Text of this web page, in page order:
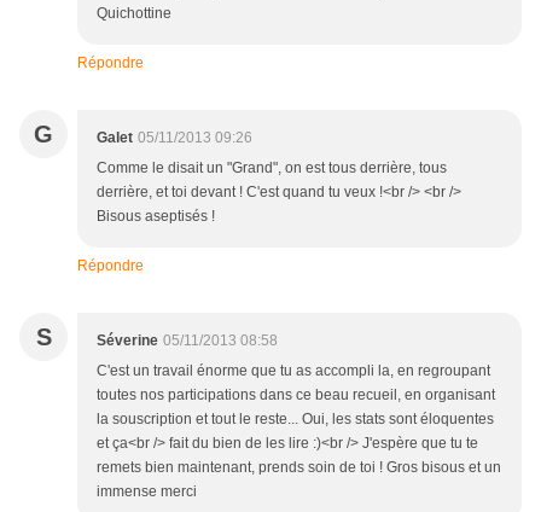
Quichottine
Répondre
G Galet 05/11/2013 09:26
Comme le disait un "Grand", on est tous derrière, tous
derrière, et toi devant ! C'est quand tu veux !<br /> <br />
Bisous aseptisés !
Répondre
S Séverine 05/11/2013 08:58
C'est un travail énorme que tu as accompli la, en regroupant
toutes nos participations dans ce beau recueil, en organisant
la souscription et tout le reste... Oui, les stats sont éloquentes
et ça<br /> fait du bien de les lire :)<br /> J'espère que tu te
remets bien maintenant, prends soin de toi ! Gros bisous et un
immense merci